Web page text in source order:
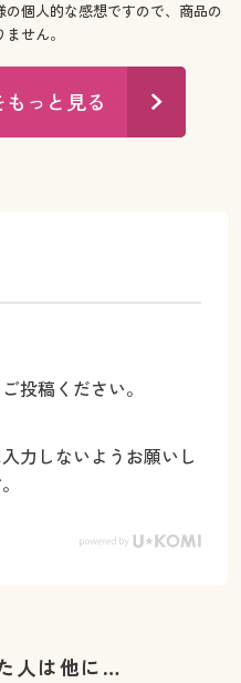
個人的な感想ですので、商品の
せん。
っと見る
投稿ください。
力しないようお願いし
人は他に…